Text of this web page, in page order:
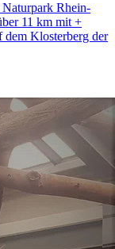
Rhein-
11 km mit +
Klosterberg der